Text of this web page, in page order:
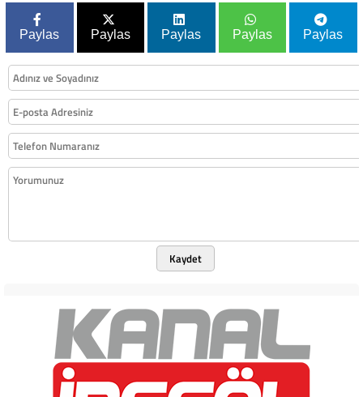
Paylas Paylas Paylas Paylas Paylas
Kaydet